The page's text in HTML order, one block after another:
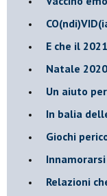
​E che il
​Natale
Un aiuto
​In balia
Giochi
​Relazioni